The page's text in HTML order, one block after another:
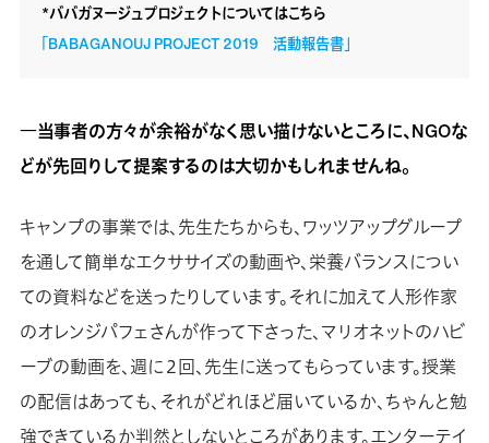
*ババガヌージュプロジェクトについてはこちら
「BABAGANOUJ PROJECT 2019 活動報告書」
―当事者の方々が余裕がなく思い描けないところに、NGOな
どが先回りして提案するのは大切かもしれませんね。
キャンプの事業では、先生たちからも、ワッツアップグループ
を通して簡単なエクササイズの動画や、栄養バランスについ
ての資料などを送ったりしています。それに加えて人形作家
のオレンジパフェさんが作って下さった、マリオネットのハビ
ーブの動画を、週に２回、先生に送ってもらっています。授業
の配信はあっても、それがどれほど届いているか、ちゃんと勉
強できているか判然としないところがあります。エンターテイ